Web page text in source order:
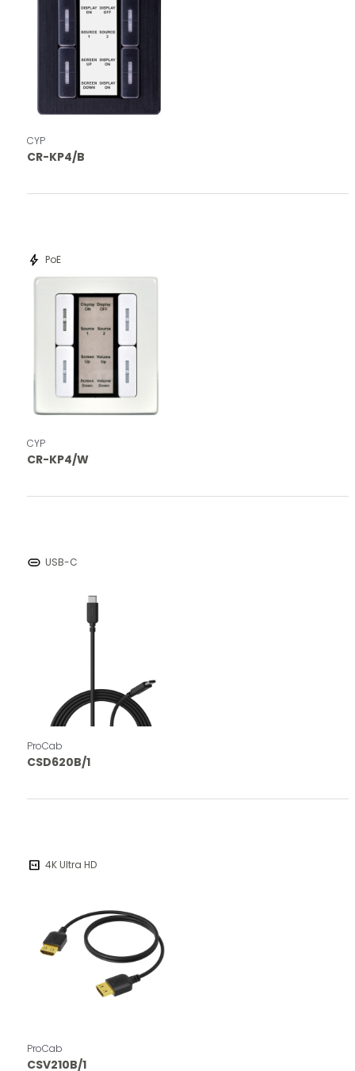
CYP
CR-KP4/B
bolt PoE
CYP
CR-KP4/W
USB-C
ProCab
CSD620B/1
4k 4K Ultra HD
ProCab
CSV210B/1